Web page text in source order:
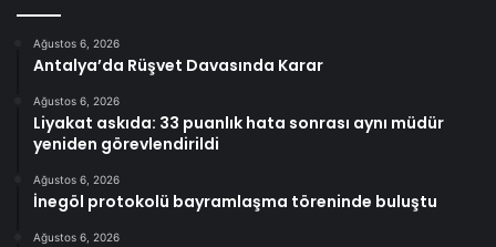
Ağustos 6, 2026
Antalya’da Rüşvet Davasında Karar
Ağustos 6, 2026
Liyakat askıda: 33 puanlık hata sonrası aynı müdür
yeniden görevlendirildi
Ağustos 6, 2026
İnegöl protokolü bayramlaşma töreninde buluştu
Ağustos 6, 2026